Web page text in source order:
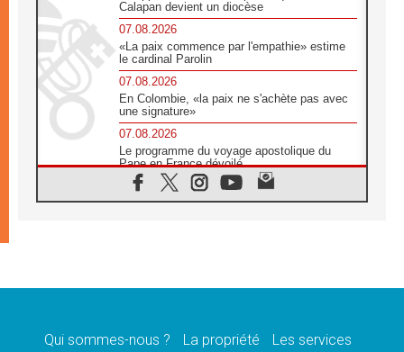
Calapan devient un diocèse
07.08.2026
«La paix commence par l'empathie» estime
le cardinal Parolin
07.08.2026
En Colombie, «la paix ne s'achète pas avec
une signature»
07.08.2026
Le programme du voyage apostolique du
Pape en France dévoilé
07.08.2026
1ère Conférence continentale sur l'éducation
07.08.2026
07.08.2026
Qui sommes-nous ? La propriété Les services